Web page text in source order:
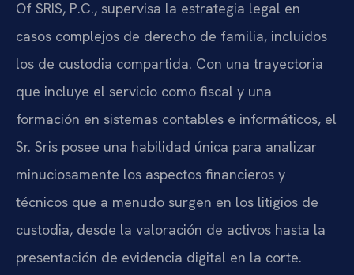
Of SRIS, P.C., supervisa la estrategia legal en
casos complejos de derecho de familia, incluidos
los de custodia compartida. Con una trayectoria
que incluye el servicio como fiscal y una
formación en sistemas contables e informáticos, el
Sr. Sris posee una habilidad única para analizar
minuciosamente los aspectos financieros y
técnicos que a menudo surgen en los litigios de
custodia, desde la valoración de activos hasta la
presentación de evidencia digital en la corte.